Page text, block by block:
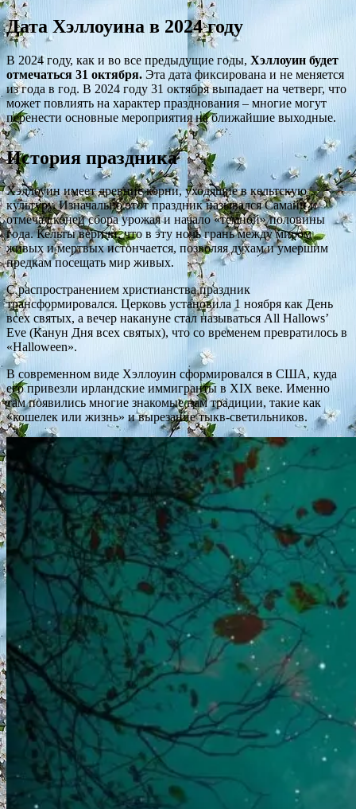
Дата Хэллоуина в 2024 году
В 2024 году, как и во все предыдущие годы, Хэллоуин будет
отмечаться 31 октября. Эта дата фиксирована и не меняется
из года в год. В 2024 году 31 октября выпадает на четверг, что
может повлиять на характер празднования – многие могут
перенести основные мероприятия на ближайшие выходные.
История праздника
Хэллоуин имеет древние корни, уходящие в кельтскую
культуру. Изначально этот праздник назывался Самайн и
отмечал конец сбора урожая и начало «темной» половины
года. Кельты верили, что в эту ночь грань между миром
живых и мертвых истончается, позволяя духам и умершим
предкам посещать мир живых.
С распространением христианства праздник
трансформировался. Церковь установила 1 ноября как День
всех святых, а вечер накануне стал называться All Hallows’
Eve (Канун Дня всех святых), что со временем превратилось в
«Halloween».
В современном виде Хэллоуин сформировался в США, куда
его привезли ирландские иммигранты в XIX веке. Именно
там появились многие знакомые нам традиции, такие как
«кошелек или жизнь» и вырезание тыкв-светильников.